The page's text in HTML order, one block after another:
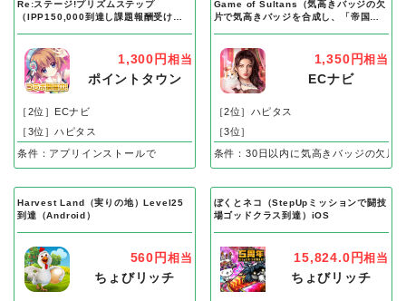
Re:ステージ!プリズムステップ
（IPP150,000到達し課題報酬受け取
1,300円 相当
ポイントタウン
［2位］ECナビ
［3位］ハピタス
条件：アプリインストールで
Game of Sultans（気高きバッジの欠
片で気高きバッジを合成し、「帝国五
1,350円相当
ECナビ
［2位］ハピタス
［3位］
条件：30日以内に気高きバッジの欠片
Harvest Land（実りの地）Level25
到達（Android）
560円 相当
ちょびリッチ
ぼくとネコ（StepUpミッションで闘技
場ゴッドクラス到達）iOS
15,824.0円相当
ちょびリッチ